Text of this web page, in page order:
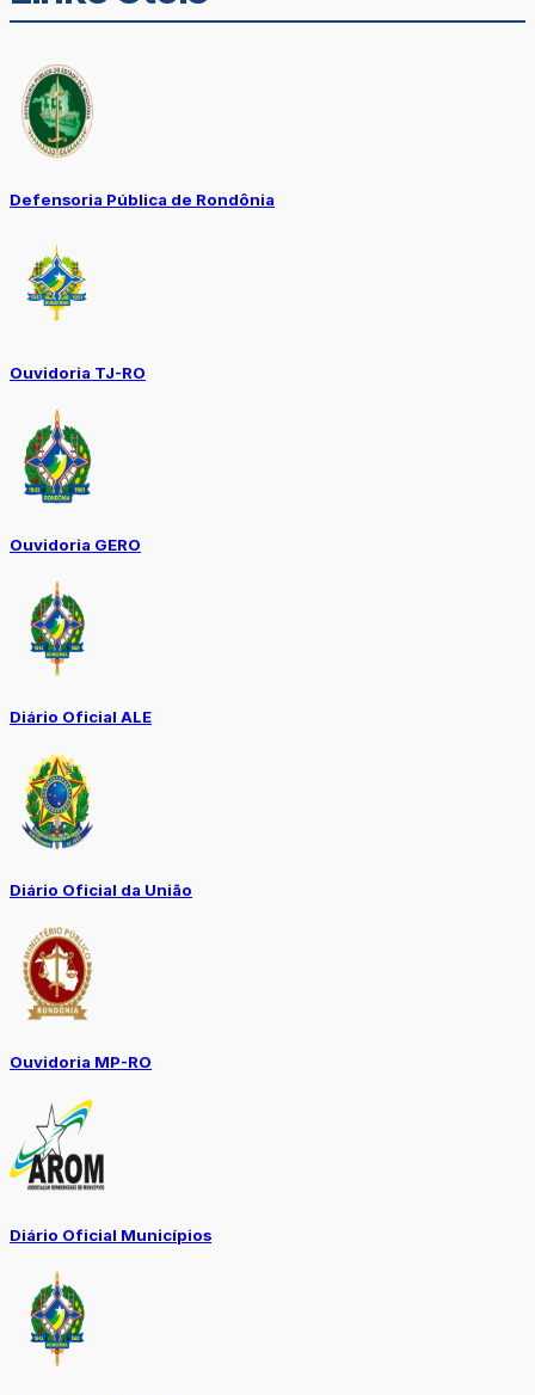
Defensoria Pública de Rondônia
Ouvidoria TJ-RO
Ouvidoria GERO
Diário Oficial ALE
Diário Oficial da União
Ouvidoria MP-RO
Diário Oficial Municípios